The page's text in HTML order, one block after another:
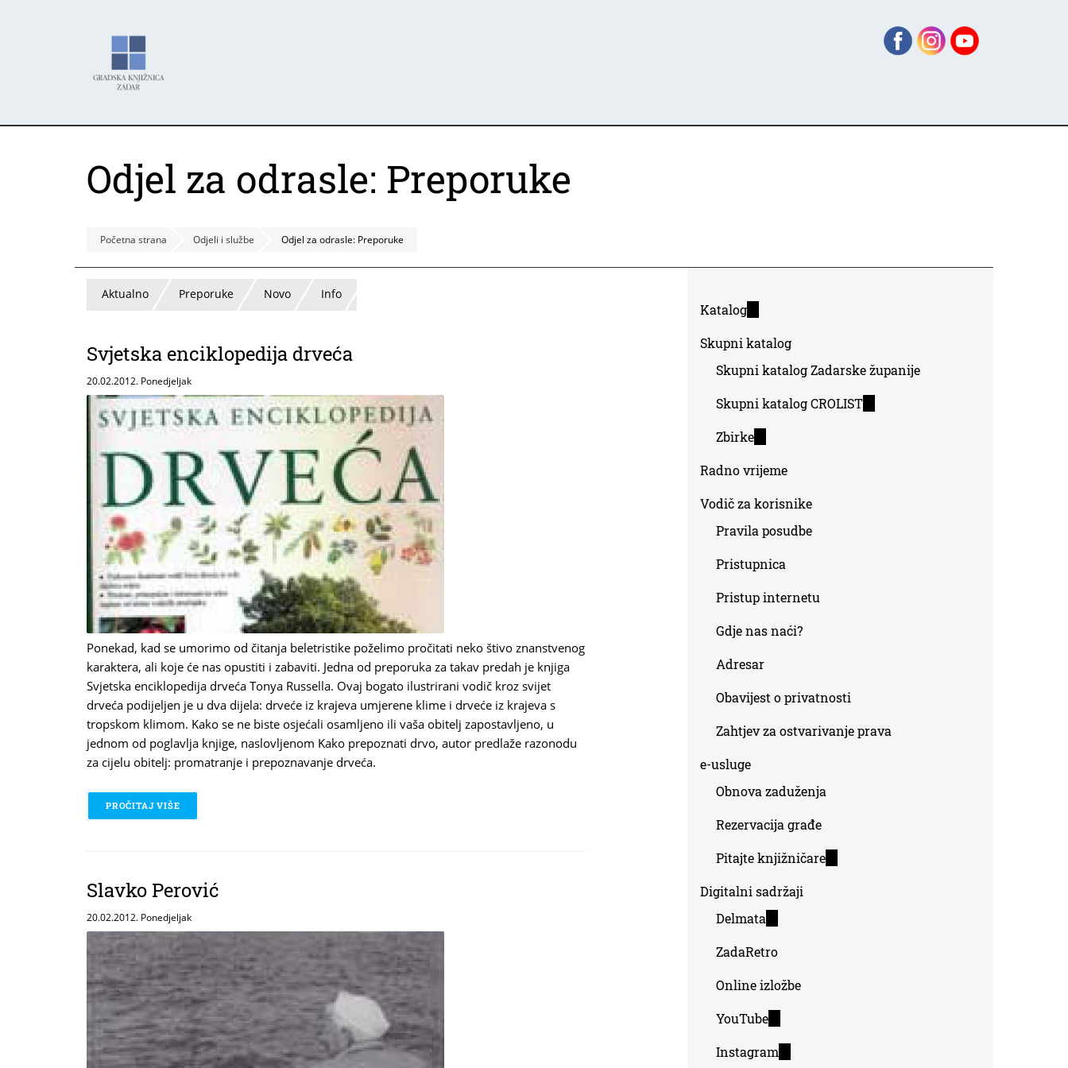
Odjel za odrasle: Preporuke
Početna strana Odjeli i službe Odjel za odrasle: Preporuke
Aktualno Preporuke Novo Info
Svjetska enciklopedija drveća
20.02.2012. Ponedjeljak
Ponekad, kad se umorimo od čitanja beletristike poželimo pročitati neko štivo znanstvenog
karaktera, ali koje će nas opustiti i zabaviti. Jedna od preporuka za takav predah je knjiga
Svjetska enciklopedija drveća Tonya Russella. Ovaj bogato ilustrirani vodič kroz svijet
drveća podijeljen je u dva dijela: drveće iz krajeva umjerene klime i drveće iz krajeva s
tropskom klimom. Kako se ne biste osjećali osamljeno ili vaša obitelj zapostavljeno, u
jednom od poglavlja knjige, naslovljenom Kako prepoznati drvo, autor predlaže razonodu
za cijelu obitelj: promatranje i prepoznavanje drveća.
PROČITAJ VIŠE
Slavko Perović
20.02.2012. Ponedjeljak
Katalog(link
external)
Skupni katalog
Skupni katalog Zadarske županije
Skupni katalog CROLIST(link
Zbirke(link
external)
Radno vrijeme
Vodič za korisnike
Pravila posudbe
Pristupnica
Pristup internetu
Gdje nas naći?
Adresar
Obavijest o privatnosti
Zahtjev za ostvarivanje prava
e-usluge
Obnova zaduženja
Rezervacija građe
Pitajte knjižničare(link
Digitalni sadržaji
Delmata
external)
ZadaRetro
Online izložbe
YouTube(link
external)
Instagram(link